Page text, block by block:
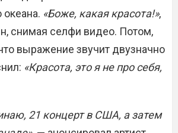
океана. «Боже, какая красота!»,
снимая селфи видео. Потом,
выражение звучит двузначно
«Красота, это я не про себя,
21 концерт в США, а затем